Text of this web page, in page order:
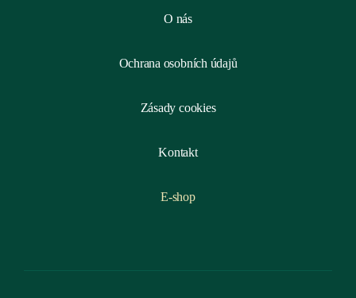
O nás
Ochrana osobních údajů
Zásady cookies
Kontakt
E-shop